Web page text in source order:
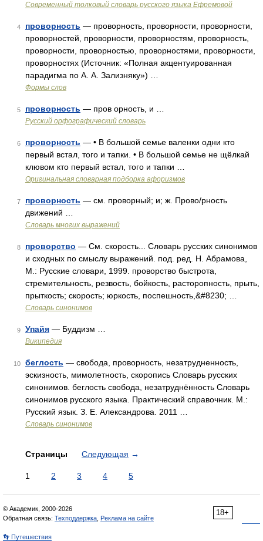
Современный толковый словарь русского языка Ефремовой
4 проворность — проворность, проворности, проворности,
проворностей, проворности, проворностям, проворность,
проворности, проворностью, проворностями, проворности,
проворностях (Источник: «Полная акцентуированная
парадигма по А. А. Зализняку») …
Формы слов
5 проворность — пров орность, и …
Русский орфографический словарь
6 проворность — • В большой семье валенки одни кто
первый встал, того и тапки. • В большой семье не щёлкай
клювом кто первый встал, того и тапки …
Оригинальная словарная подборка афоризмов
7 проворность — см. проворный; и; ж. Прово/рность
движений …
Словарь многих выражений
8 проворство — См. скорость... Словарь русских синонимов
и сходных по смыслу выражений. под. ред. Н. Абрамова,
М.: Русские словари, 1999. проворство быстрота,
стремительность, резвость, бойкость, расторопность, прыть,
прыткость; скорость; юркость, поспешность,&#8230; …
Словарь синонимов
9 Упайя — Буддизм …
Википедия
10 беглость — свобода, проворность, незатрудненность,
эскизность, мимолетность, скоропись Словарь русских
синонимов. беглость свобода, незатруднённость Словарь
синонимов русского языка. Практический справочник. М.:
Русский язык. З. Е. Александрова. 2011 …
Словарь синонимов
Страницы Следующая →
1 2 3 4 5
18+
© Академик, 2000-2026
Обратная связь: Техподдержка Реклама на сайте
👣 Путешествия